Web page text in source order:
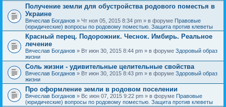
Получение земли для обустройства родового поместья в
Украине
Вячеслав Богданов » Чт ноя 05, 2015 8:34 pm » в форуме Правовые
(юридические) вопросы по родовому поместью. Защита против клеветы
Красный перец. Подорожник. Чеснок. Имбирь. Реальное
лечение
Вячеслав Богданов » Вт июн 30, 2015 8:44 pm » в форуме Здоровый образ
жизни
Соль жизни - удивительные целительные свойства
Вячеслав Богданов » Вт июн 30, 2015 8:43 pm » в форуме Здоровый образ
жизни
Про оформление земли в родовом поселении
Вячеслав Богданов » Вс июн 07, 2015 9:22 pm » в форуме Правовые
(юридические) вопросы по родовому поместью. Защита против клеветы